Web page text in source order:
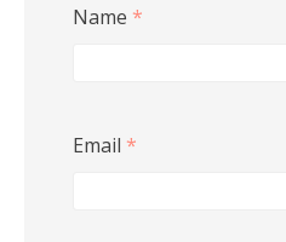
Name *
Email *